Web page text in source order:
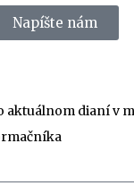
Napíšte nám
dianí v